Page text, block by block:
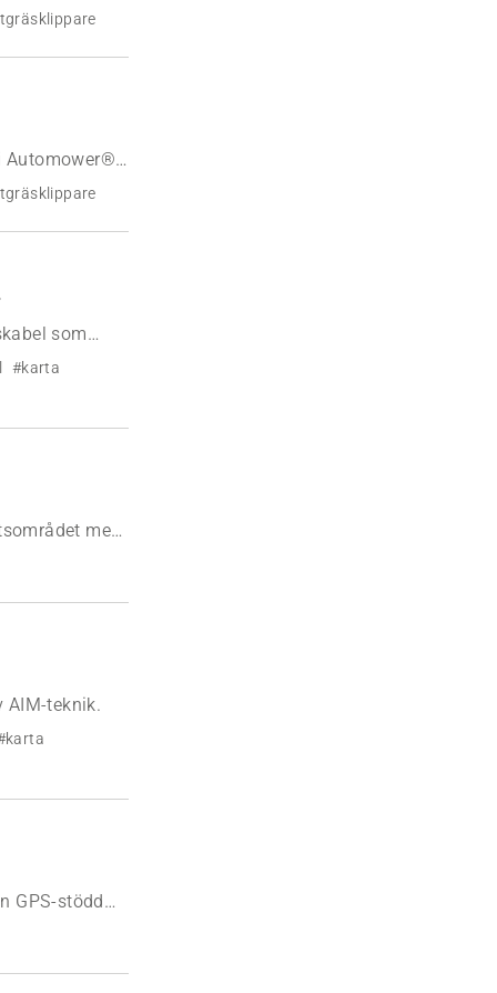
för att
Automower®-
som
och
#karta
med
och
AIM-teknik.
GPS-stödd